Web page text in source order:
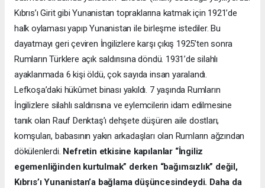
Kıbrıs’ı Girit gibi Yunanistan topraklarına katmak için 1921’de
halk oylaması yapıp Yunanistan ile birleşme istediler. Bu
dayatmayı geri çeviren İngilizlere karşı çıkış 1925’ten sonra
Rumların Türklere açık saldırısına döndü. 1931’de silahlı
ayaklanmada 6 kişi öldü, çok sayıda insan yaralandı.
Lefkoşa’daki hükûmet binası yakıldı. 7 yaşında Rumların
İngilizlere silahlı saldırısına ve eylemcilerin idam edilmesine
tanık olan Rauf Denktaş’ı dehşete düşüren aile dostları,
komşuları, babasının yakın arkadaşları olan Rumların ağzından
dökülenlerdi. Nefretin etkisine kapılanlar “İngiliz
egemenliğinden kurtulmak” derken “bağımsızlık” değil,
Kıbrıs’ı Yunanistan’a bağlama düşüncesindeydi. Daha da